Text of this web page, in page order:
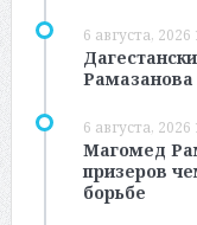
6 августа, 2026
Рамазанова
6 августа, 2026
Магомед
призеров
борьбе